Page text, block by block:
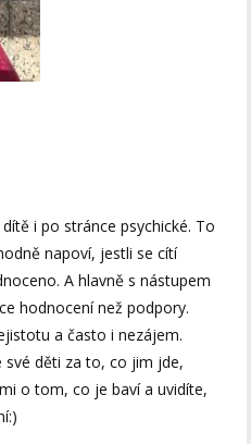
i po stránce psychické. To
napoví, jestli se cítí
A hlavně s nástupem
hodnocení než podpory.
a často i nezájem.
děti za to, co jim jde,
o tom, co je baví a uvidíte,